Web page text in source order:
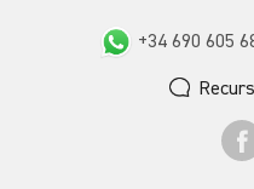
+34 690 605